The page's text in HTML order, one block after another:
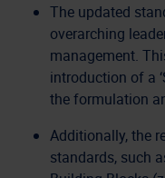
The updated
overarching
management.
introduction of a
the formulation
Additionally, the
standards, such